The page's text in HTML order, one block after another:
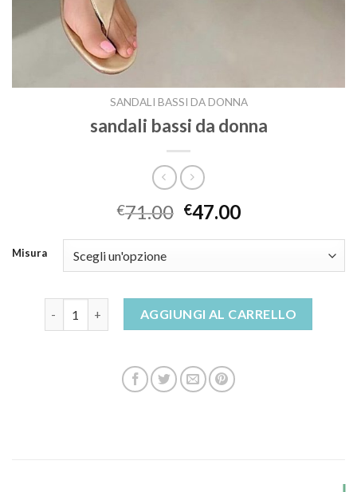
SANDALI BASSI DA DONNA
sandali bassi da donna
€71.00 €47.00
Misura
sandali bassi da donna quantitàAGGIUNGI AL CARRELLO